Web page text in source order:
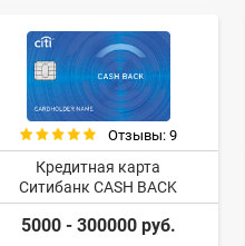
Отзывы: 9
Кредитная карта
Ситибанк CASH BACK
5000 - 300000 руб.